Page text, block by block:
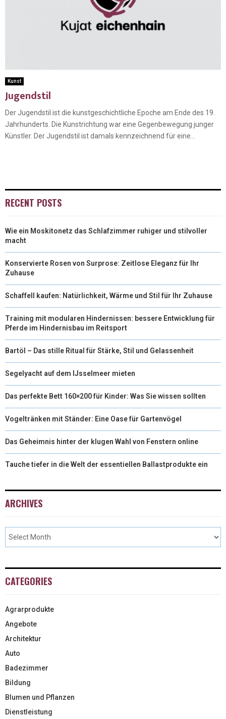
Kunst
Jugendstil
Der Jugendstil ist die kunstgeschichtliche Epoche am Ende des 19.
Jahrhunderts. Die Kunstrichtung war eine Gegenbewegung junger
Künstler. Der Jugendstil ist damals kennzeichnend für eine...
RECENT POSTS
Wie ein Moskitonetz das Schlafzimmer ruhiger und stilvoller
macht
Konservierte Rosen von Surprose: Zeitlose Eleganz für Ihr
Zuhause
Schaffell kaufen: Natürlichkeit, Wärme und Stil für Ihr Zuhause
Training mit modularen Hindernissen: bessere Entwicklung für
Pferde im Hindernisbau im Reitsport
Bartöl – Das stille Ritual für Stärke, Stil und Gelassenheit
Segelyacht auf dem IJsselmeer mieten
Das perfekte Bett 160×200 für Kinder: Was Sie wissen sollten
Vogeltränken mit Ständer: Eine Oase für Gartenvögel
Das Geheimnis hinter der klugen Wahl von Fenstern online
Tauche tiefer in die Welt der essentiellen Ballastprodukte ein
ARCHIVES
CATEGORIES
Agrarprodukte
Angebote
Architektur
Auto
Badezimmer
Bildung
Blumen und Pflanzen
Dienstleistung